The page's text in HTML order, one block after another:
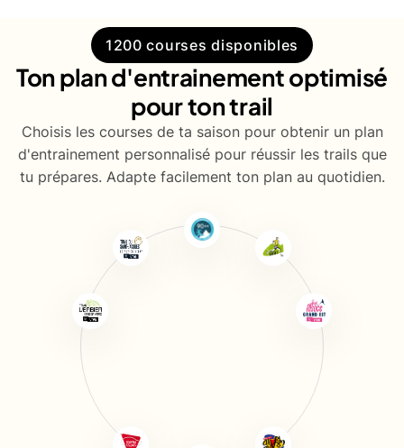
1200 courses disponibles
Ton plan d'entrainement optimisé
pour ton trail
Choisis les courses de ta saison pour obtenir un plan
d'entrainement personnalisé pour réussir les trails que
tu prépares. Adapte facilement ton plan au quotidien.